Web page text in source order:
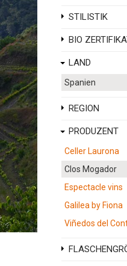
STILISTIK
BIO
LAND
Spanien
REGION
PRODUZENT
Celler Laurona
Clos Mogador
Espectacle vins
Galilea by Fiona
Viñedos del